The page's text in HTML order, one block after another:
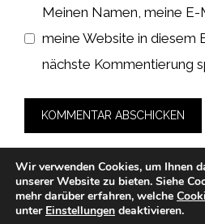
Meinen Namen, meine
meine Website in diesem
nächste Kommentierung
© 2026 family-practice-berlin.de -
Wir verwenden Cookies, um Ihnen
unserer Website zu bieten. Siehe
mehr darüber erfahren, welche
unter Einstellungen deaktivieren.